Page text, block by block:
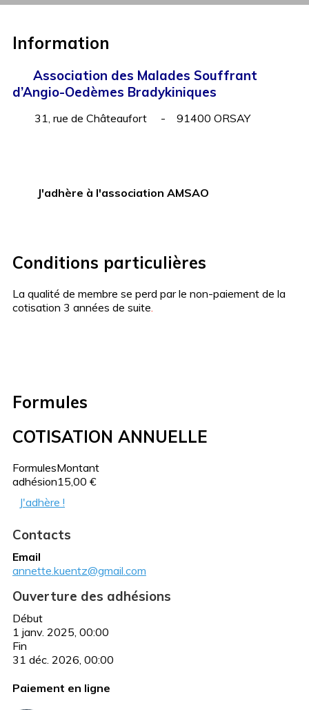
Information
Association des Malades Souffrant
d’Angio-Oedèmes Bradykiniques
31, rue de Châteaufort - 91400 ORSAY
J'adhère à l'association AMSAO
Conditions particulières
La qualité de membre se perd par le non-paiement de la
cotisation 3 années de suite.
Formules
COTISATION ANNUELLE
FormulesMontant
adhésion15,00 €
J'adhère !
Contacts
Email
annette.kuentz@gmail.com
Ouverture des adhésions
Début
1 janv. 2025, 00:00
Fin
31 déc. 2026, 00:00
Paiement en ligne